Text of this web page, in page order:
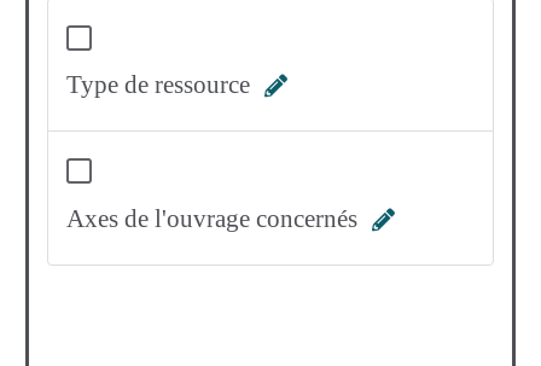
Type de ressource
Axes de l'ouvrage concernés